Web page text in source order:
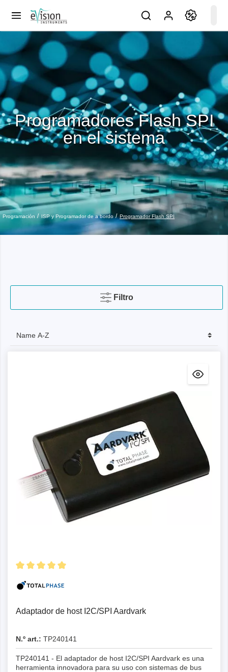
Programación ISP y Programador de a bordo Programador Flash SPI
Programadores Flash SPI
en el sistema
Filtro
Adaptador de host I2C/SPI Aardvark
N.º art.: TP240141
TP240141 - El adaptador de host I2C/SPI Aardvark es una
herramienta innovadora para su uso con sistemas de bus